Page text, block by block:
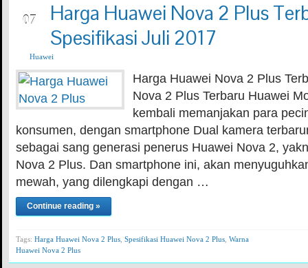
07
Harga Huawei Nova 2 Plus
Spesifikasi Juli 2017
Huawei
Harga Huawei Nova 2 Plus
Nova 2 Plus Terbaru Huawei
kembali memanjakan para
konsumen, dengan smartphone Dual kamera
sebagai sang generasi penerus Huawei Nova 2,
Nova 2 Plus. Dan smartphone ini, akan
mewah, yang dilengkapi dengan …
Continue reading »
Tags: Harga Huawei Nova 2 Plus, Spesifikasi Huawei Nova 2 Plus, Warna
Huawei Nova 2 Plus